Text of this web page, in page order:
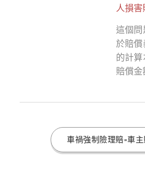
人損
這個
於賠
的計
賠償金
車禍強制險理賠=車